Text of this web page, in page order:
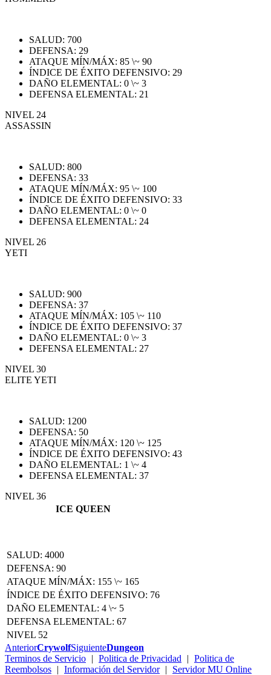
SALUD: 700
DEFENSA: 29
ATAQUE MÍN/MÁX: 85 \~ 90
ÍNDICE DE ÉXITO DEFENSIVO: 29
DAÑO ELEMENTAL: 0 \~ 3
DEFENSA ELEMENTAL: 21
NIVEL 24
ASSASSIN
SALUD: 800
DEFENSA: 33
ATAQUE MÍN/MÁX: 95 \~ 100
ÍNDICE DE ÉXITO DEFENSIVO: 33
DAÑO ELEMENTAL: 0 \~ 0
DEFENSA ELEMENTAL: 24
NIVEL 26
YETI
SALUD: 900
DEFENSA: 37
ATAQUE MÍN/MÁX: 105 \~ 110
ÍNDICE DE ÉXITO DEFENSIVO: 37
DAÑO ELEMENTAL: 0 \~ 3
DEFENSA ELEMENTAL: 27
NIVEL 30
ELITE YETI
SALUD: 1200
DEFENSA: 50
ATAQUE MÍN/MÁX: 120 \~ 125
ÍNDICE DE ÉXITO DEFENSIVO: 43
DAÑO ELEMENTAL: 1 \~ 4
DEFENSA ELEMENTAL: 37
NIVEL 36
ICE QUEEN
SALUD: 4000
DEFENSA: 90
ATAQUE MÍN/MÁX: 155 \~ 165
ÍNDICE DE ÉXITO DEFENSIVO: 76
DAÑO ELEMENTAL: 4 \~ 5
DEFENSA ELEMENTAL: 67
NIVEL 52
AnteriorCrywolfSiguienteDungeon
Terminos de Servicio | Politica de Privacidad | Politica de
Reembolsos | Información del Servidor |
Servidor MU Online